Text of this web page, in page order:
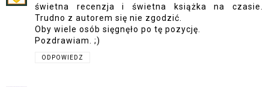
świetna recenzja i świetna książka na czasie.
Trudno z autorem się nie zgodzić.
Oby wiele osób sięgnęło po tę pozycję.
Pozdrawiam. ;)
ODPOWIEDZ